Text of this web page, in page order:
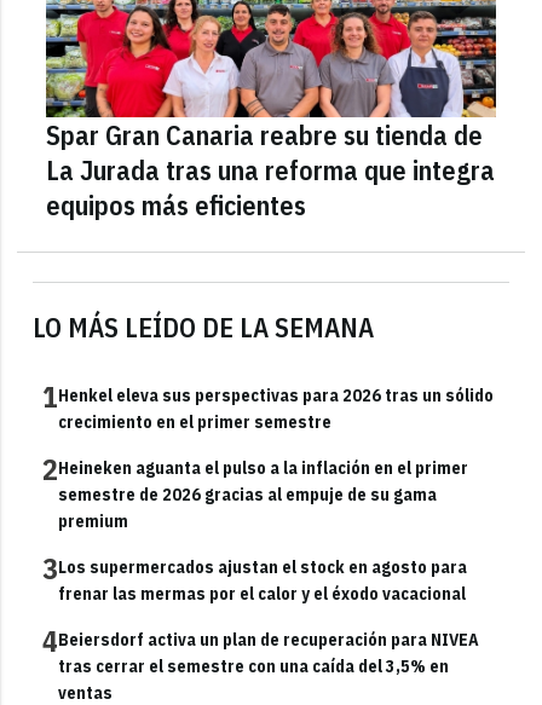
LO MÁS LEÍDO DE LA SEMANA
1Henkel eleva sus perspectivas para 2026 tras un sólido
crecimiento en el primer semestre
2Heineken aguanta el pulso a la inflación en el primer
semestre de 2026 gracias al empuje de su gama
premium
3Los supermercados ajustan el stock en agosto para
frenar las mermas por el calor y el éxodo vacacional
4Beiersdorf activa un plan de recuperación para NIVEA
tras cerrar el semestre con una caída del 3,5% en
ventas
Spar Gran Canaria reabre su tienda de
La Jurada tras una reforma que integra
equipos más eficientes